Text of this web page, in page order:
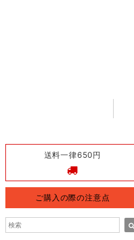
送料一律650円
ご購入の際の注意点